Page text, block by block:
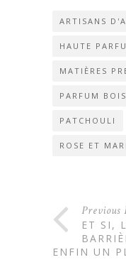
ARTISANS
HAUTE
MATIÈRES
PARFUM
PATCHOULI
ROSE ET
Previous
ET SI,
ENFIN UN